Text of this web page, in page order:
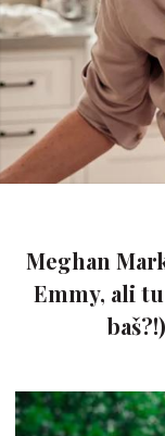
Meghan
Emmy, ali